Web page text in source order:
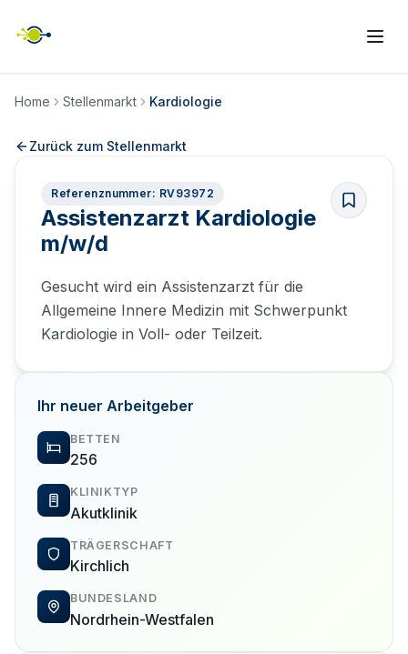
Home Stellenmarkt Kardiologie
Zurück zum Stellenmarkt
Referenznummer: RV93972
Assistenzarzt Kardiologie
m/w/d
Gesucht wird ein Assistenzarzt für die
Allgemeine Innere Medizin mit Schwerpunkt
Kardiologie in Voll- oder Teilzeit.
Ihr neuer Arbeitgeber
BETTEN
256
KLINIKTYP
Akutklinik
TRÄGERSCHAFT
Kirchlich
BUNDESLAND
Nordrhein-Westfalen